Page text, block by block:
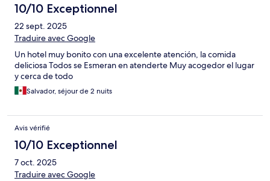
10/10 Exceptionnel
22 sept. 2025
Traduire avec Google
Un hotel muy bonito con una excelente atención, la comida
deliciosa Todos se Esmeran en atenderte Muy acogedor el lugar
y cerca de todo
Salvador, séjour de 2 nuits
Avis vérifié
10/10 Exceptionnel
7 oct. 2025
Traduire avec Google